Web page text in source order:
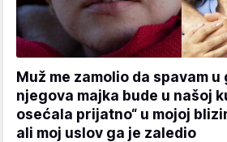
Muž me zamolio da spavam
njegova majka bude u našoj
osećala prijatno“ u mojoj
ali moj uslov ga je zaledio